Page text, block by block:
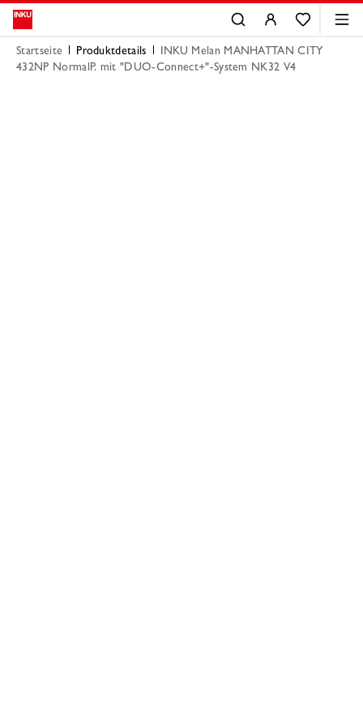
Startseite Produktdetails
INKU Melan MANHATTAN CITY
432NP NormalP. mit "DUO-Connect+"-System NK32 V4